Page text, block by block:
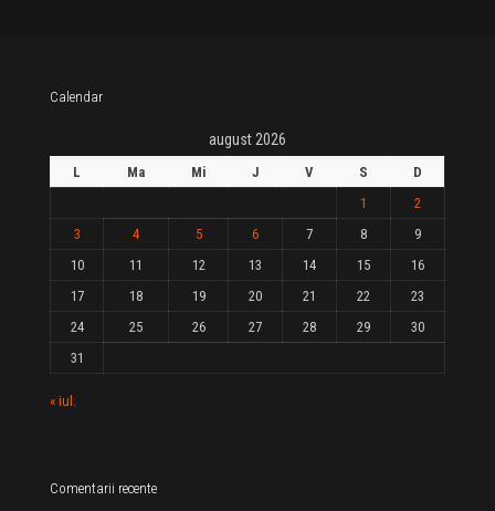
Calendar
august 2026
L Ma Mi J V S
D
1
2
3
4 5 6 7 8
9
10
11 12 13 14 15
16
17
18 19 20 21 22
23
24
25 26 27 28 29
30
31
« iul.
Comentarii recente